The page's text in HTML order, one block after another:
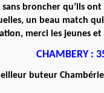
sans broncher qu’ils
un beau match
merci les jeunes
CHAMBERY :
buteur